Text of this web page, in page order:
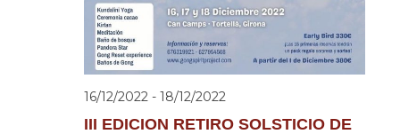
16/12/2022 - 18/12/2022
III EDICION RETIRO SOLSTICIO DE